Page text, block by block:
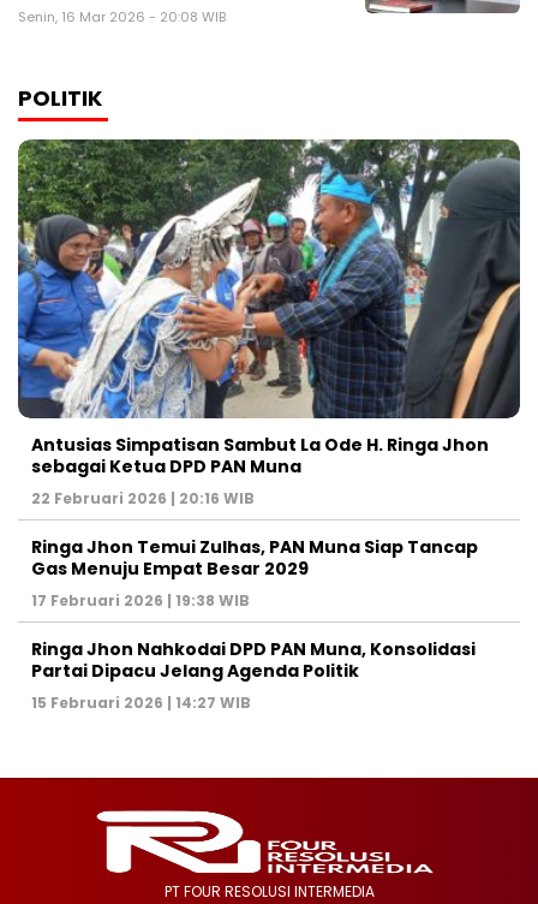
Senin, 16 Mar 2026 - 20:08 WIB
POLITIK
Antusias Simpatisan Sambut La Ode H. Ringa Jhon
sebagai Ketua DPD PAN Muna
22 Februari 2026 | 20:16 WIB
Ringa Jhon Temui Zulhas, PAN Muna Siap Tancap
Gas Menuju Empat Besar 2029
17 Februari 2026 | 19:38 WIB
Ringa Jhon Nahkodai DPD PAN Muna, Konsolidasi
Partai Dipacu Jelang Agenda Politik
15 Februari 2026 | 14:27 WIB
PT FOUR RESOLUSI INTERMEDIA